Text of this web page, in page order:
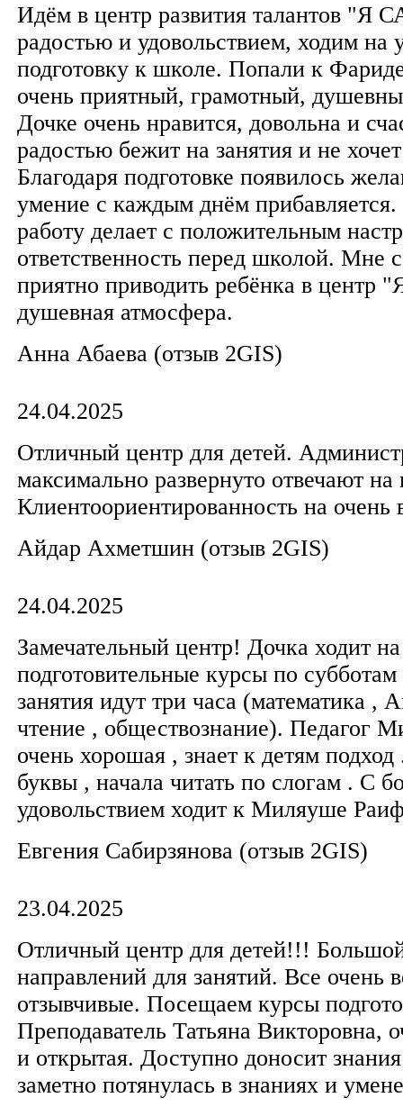
Идём в центр развития талантов "Я
радостью и удовольствием, ходим на
подготовку к школе. Попали к
очень приятный, грамотный,
Дочке очень нравится, довольна и
радостью бежит на занятия и не
Благодаря подготовке появилось
умение с каждым днём
работу делает с положительным
ответственность перед школой. Мне
приятно приводить ребёнка в
душевная атмосфера.
Анна Абаева​ (отзыв 2GIS)
24.04.2025
Отличный центр для детей.
максимально развернуто отвечают
Клиентоориентированность на очень
Айдар Ахметшин​ (отзыв 2GIS)
24.04.2025
Замечательный центр! Дочка ходит на
подготовительные курсы по
занятия идут три часа (математика ,
чтение , обществознание). Педагог
очень хорошая , знает к детям
буквы , начала читать по слогам . С
удовольствием ходит к Миляуше
Евгения Сабирзянова​ (отзыв 2GIS)
23.04.2025
Отличный центр для детей!!!
направлений для занятий. Все очень
отзывчивые. Посещаем курсы
Преподаватель Татьяна Викторовна,
и открытая. Доступно доносит
заметно потянулась в знаниях и